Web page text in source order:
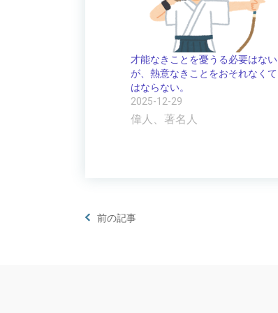
才能なきことを憂うる必要はない
が、熱意なきことをおそれなくて
はならない。
2025-12-29
偉人、著名人
前の記事